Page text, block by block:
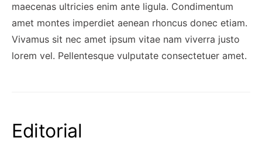
maecenas ultricies enim ante ligula. Condimentum
amet montes imperdiet aenean rhoncus donec etiam.
Vivamus sit nec amet ipsum vitae nam viverra justo
lorem vel. Pellentesque vulputate consectetuer amet.
Editorial